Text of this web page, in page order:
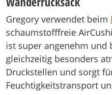
Gregory verwendet beim
schaumstofffreie
ist super angenehm und
gleichzeitig besonders
Druckstellen und sorgt
Feuchtigkeitstransport